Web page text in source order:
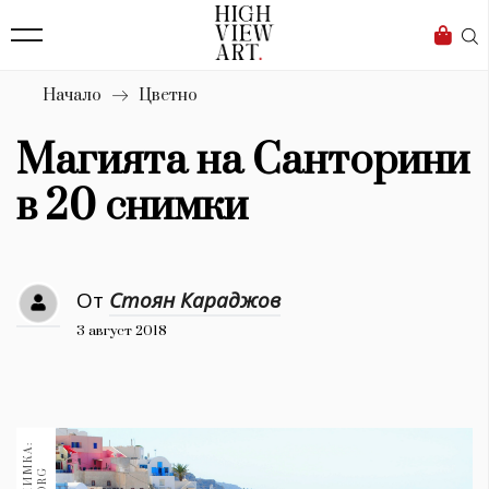
Бизнес
Мода
Dialogue
Изкуство
4340
Красота
777
Книги 1188
Начало Цветно
Магията на Санторини
в 20 снимки
От Стоян Караджов
3 август 2018